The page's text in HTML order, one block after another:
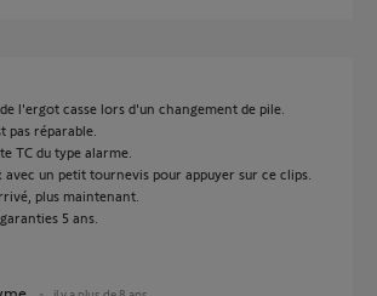
l'ergot casse lors d'un changement de pile.
pas réparable.
TC du type alarme.
un petit tournevis pour appuyer sur ce clips.
plus maintenant.
5 ans.